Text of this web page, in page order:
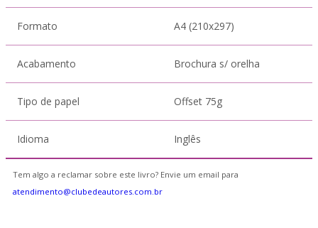
Formato A4 (210x297)
Acabamento Brochura s/ orelha
Tipo de papel Offset 75g
Idioma Inglês
Tem algo a reclamar sobre este livro? Envie um email para
atendimento@clubedeautores.com.br